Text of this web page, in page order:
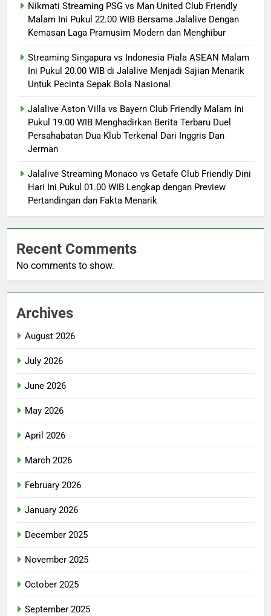
Nikmati Streaming PSG vs Man United Club Friendly
Malam Ini Pukul 22.00 WIB Bersama Jalalive Dengan
Kemasan Laga Pramusim Modern dan Menghibur
Streaming Singapura vs Indonesia Piala ASEAN Malam
Ini Pukul 20.00 WIB di Jalalive Menjadi Sajian Menarik
Untuk Pecinta Sepak Bola Nasional
Jalalive Aston Villa vs Bayern Club Friendly Malam Ini
Pukul 19.00 WIB Menghadirkan Berita Terbaru Duel
Persahabatan Dua Klub Terkenal Dari Inggris Dan
Jerman
Jalalive Streaming Monaco vs Getafe Club Friendly Dini
Hari Ini Pukul 01.00 WIB Lengkap dengan Preview
Pertandingan dan Fakta Menarik
Recent Comments
No comments to show.
Archives
August 2026
July 2026
June 2026
May 2026
April 2026
March 2026
February 2026
January 2026
December 2025
November 2025
October 2025
September 2025